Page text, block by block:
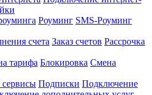
Роуминг SMS-Роуминг
счета Заказ счетов Рассрочка
тарифа Блокировка Смена
Подписки Подключение